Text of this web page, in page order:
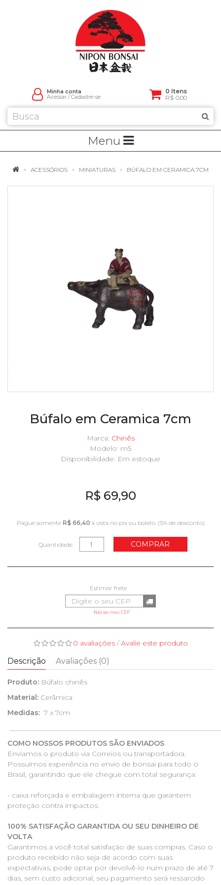
Minha conta
Acessar/Cadastre-se
0 Itens
R$ 0,00
Menu
ACESSÓRIOS MINIATURAS BÚFALO EM CERAMICA 7CM
Búfalo em Ceramica 7cm
Marca: Chinês
Modelo: m5
Disponibilidade: Em estoque
R$ 69,90
Pague somente R$ 66,40 à vista no pix ou boleto. (5% de desconto)
Quantidade COMPRAR
Não sei meu CEP
0 avaliações/Avalie este produto
Descrição Avaliações (0)
Produto: Búfalo chinês
Material: Cerâmica
Medidas: 7 x 7cm
COMO NOSSOS PRODUTOS SÃO ENVIADOS
Enviamos o produto via Correios ou transportadora.
Possuímos experiência no envio de bonsai para todo o
Brasil, garantindo que ele chegue com total segurança:
- caixa reforçada e embalagem interna que garantem
proteção contra impactos.
100% SATISFAÇÃO GARANTIDA OU SEU DINHEIRO DE
VOLTA
Garantimos a você total satisfação de suas compras. Caso o
produto recebido não seja de acordo com suas
expectativas, pode optar por devolvê-lo num prazo de até 7
dias, sem custo adicional, seu pagamento será ressarcido